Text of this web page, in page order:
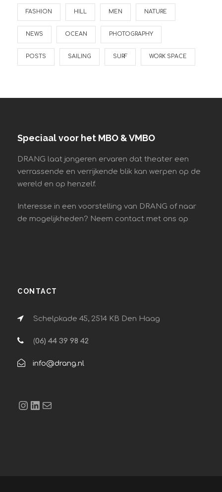
FASHION HILL MEN NATURE
NEWS OCEAN PHOTOGRAPHY
POSTS SAILING SURF WORK SPACE
Speciaal voor het MBO & VMBO
DRANG laat jongeren ervaren dat theater een
verrassende en verrijkende blik kan werpen op de
wereld en op henzelf.
Interesse in een voorstelling van DRANG of naar
de mogelijkheden? Neem contact met ons op
CONTACT
Schelpkade 45, 2514 KB Den Haag
(06) 44 39 98 42
info@drang.nl
Instagram LinkedIn E-mail